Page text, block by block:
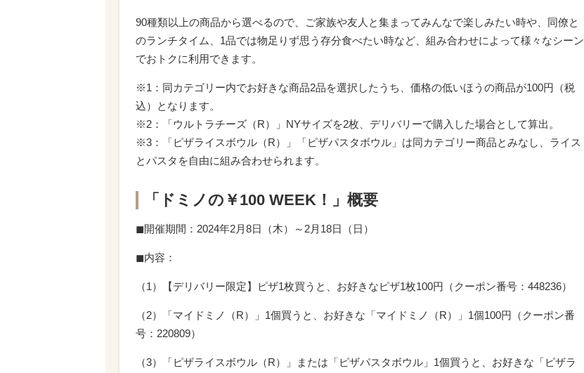
90種類以上の商品から選べるので、ご家族や友人と集まってみんなで楽しみたい時や、同僚と
のランチタイム、1品では物足りず思う存分食べたい時など、組み合わせによって様々なシーン
でおトクに利用できます。
※1：同カテゴリー内でお好きな商品2品を選択したうち、価格の低いほうの商品が100円（税
込）となります。
※2：「ウルトラチーズ（R）」NYサイズを2枚、デリバリーで購入した場合として算出。
※3：「ピザライスボウル（R）」「ピザパスタボウル」は同カテゴリー商品とみなし、ライス
とパスタを自由に組み合わせられます。
「ドミノの￥100 WEEK！」概要
◼︎開催期間：2024年2月8日（木）～2月18日（日）
◼︎内容：
（1）【デリバリー限定】ピザ1枚買うと、お好きなピザ1枚100円（クーポン番号：448236）
（2）「マイドミノ（R）」1個買うと、お好きな「マイドミノ（R）」1個100円（クーポン番
号：220809）
（3）「ピザライスボウル（R）」または「ピザパスタボウル」1個買うと、お好きな「ピザラ